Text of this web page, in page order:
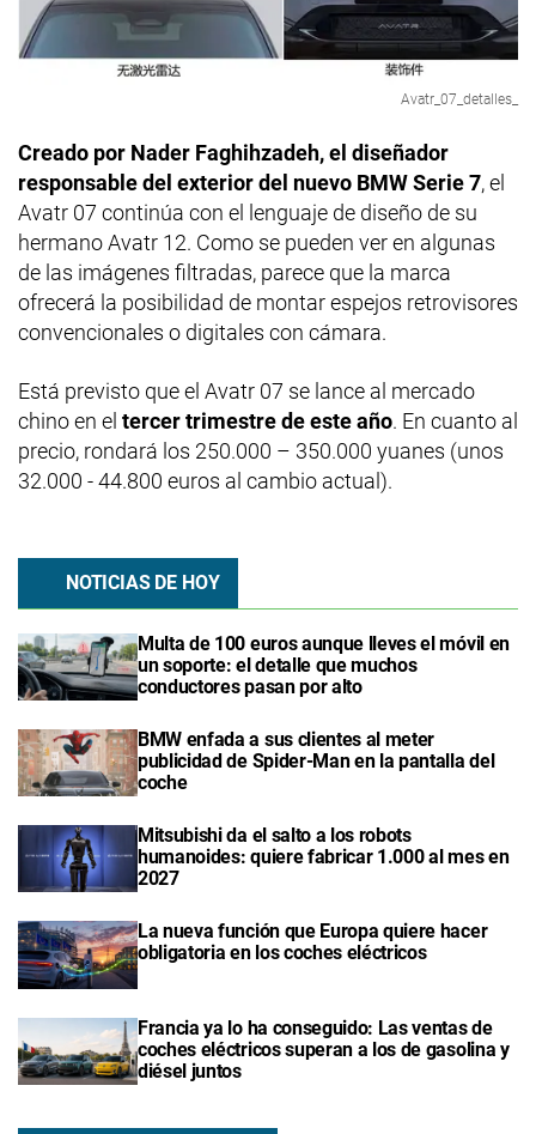
Avatr_07_detalles_
Creado por Nader Faghihzadeh, el diseñador
responsable del exterior del nuevo BMW Serie 7, el
Avatr 07 continúa con el lenguaje de diseño de su
hermano Avatr 12. Como se pueden ver en algunas
de las imágenes filtradas, parece que la marca
ofrecerá la posibilidad de montar espejos retrovisores
convencionales o digitales con cámara.
Está previsto que el Avatr 07 se lance al mercado
chino en el tercer trimestre de este año. En cuanto al
precio, rondará los 250.000 – 350.000 yuanes (unos
32.000 - 44.800 euros al cambio actual).
NOTICIAS DE HOY
Multa de 100 euros aunque lleves el móvil en
un soporte: el detalle que muchos
conductores pasan por alto
BMW enfada a sus clientes al meter
publicidad de Spider-Man en la pantalla del
coche
Mitsubishi da el salto a los robots
humanoides: quiere fabricar 1.000 al mes en
2027
La nueva función que Europa quiere hacer
obligatoria en los coches eléctricos
Francia ya lo ha conseguido: Las ventas de
coches eléctricos superan a los de gasolina y
diésel juntos